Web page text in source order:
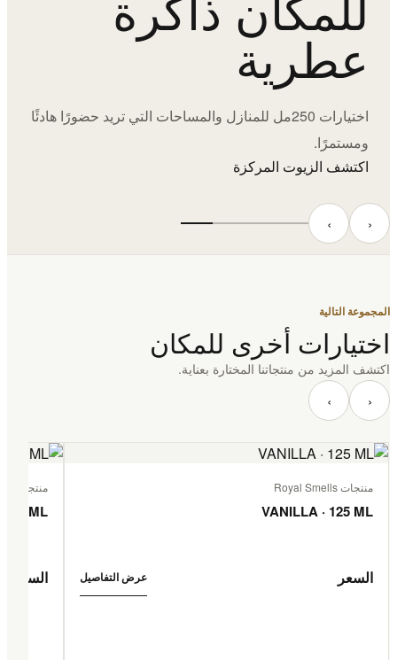
عطرية
اختيارات 250مل للمنازل والمساحات التي تريد حضورًا هادئًا
ومستمرًا.
اكتشف الزيوت المركزة
‹ ›
المجموعة التالية
اختيارات أخرى للمكان
اكتشف المزيد من منتجاتنا المختارة بعناية.
‹ ›
منتجات Royal Smells
VANILLA · 125 ML
السعر عرض التفاصيل
منتجات Royal Smells
ML
السعر